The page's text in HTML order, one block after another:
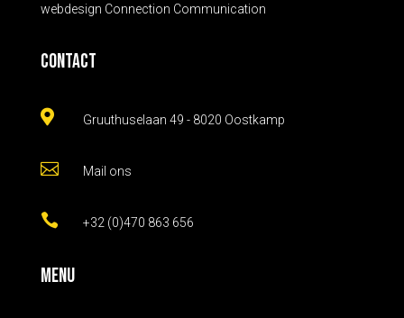
webdesign Connection Communication
Contact
 Gruuthuselaan 49 - 8020 Oostkamp
 Mail ons
 +32 (0)470 863 656
Menu